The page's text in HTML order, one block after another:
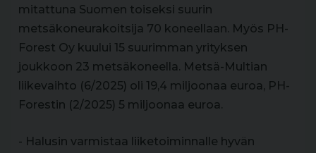
mitattuna Suomen toiseksi suurin
metsäkoneurakoitsija 70 koneellaan. Myös PH-
Forest Oy kuului 15 suurimman yrityksen
joukkoon 23 metsäkoneella. Metsä-Multian
liikevaihto (6/2025) oli 19,4 miljoonaa euroa, PH-
Forestin (2/2025) 5 miljoonaa euroa.
- Halusin varmistaa liiketoiminnalle hyvän